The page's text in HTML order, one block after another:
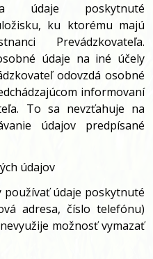
údaje poskytnuté
ku ktorému majú
Prevádzkovateľa.
údaje na iné účely
odovzdá osobné
informovaní
To sa nevzťahuje na
údajov predpísané
údajov
používať údaje poskytnuté
adresa, číslo telefónu)
možnosť vymazať